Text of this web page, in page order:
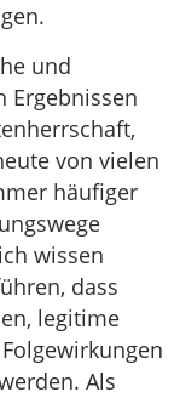
und
Ergebnissen
von vielen
häufiger
wissen
dass
legitime
Als